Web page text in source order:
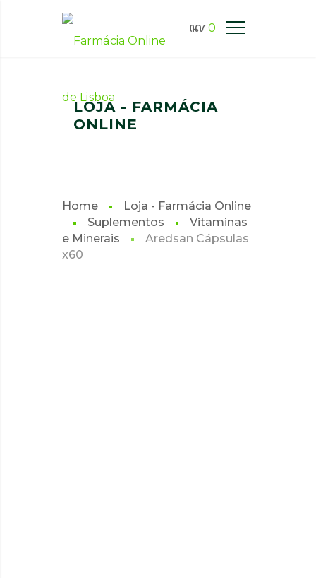
0
FARMÁCIA ONLINE LISBOA
LOJA - FARMÁCIA
ONLINE
Home
Loja - Farmácia Online
Suplementos
Vitaminas
e Minerais
Aredsan Cápsulas
x60